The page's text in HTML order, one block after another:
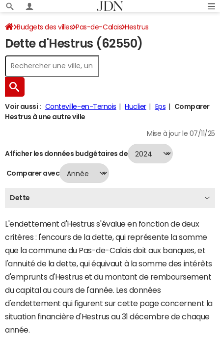
Budgets des villes Pas-de-Calais Hestrus
Dette au 31/12/2024
Dette d'Hestrus (62550)
Voir aussi : Conteville-en-Ternois Huclier Eps
Comparer
Hestrus à une autre ville
Mise à jour le 07/11/25
Afficher les données budgétaires de
Comparer avec
Dette
L'endettement d'Hestrus s'évalue en fonction de deux
critères : l'encours de la dette, qui représente la somme
que la commune du Pas-de-Calais doit aux banques, et
l'annuité de la dette, qui équivaut à la somme des intérêts
d'emprunts d'Hestrus et du montant de remboursement
du capital au cours de l'année. Les données
d'endettement qui figurent sur cette page concernent la
situation financière d'Hestrus au 31 décembre de chaque
année.